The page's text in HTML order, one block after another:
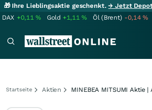
🎁 Ihre Lieblingsaktie geschenkt.→ Jetzt
DAX +0,11% Gold +1,11% Öl (Brent) -0,14%
Startseite Aktien MINEBEA MITSUMI Aktie |